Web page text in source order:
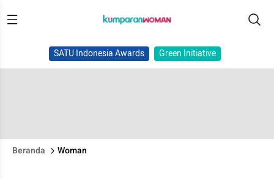
SATU Indonesia Awards Green Initiative
Beranda Woman